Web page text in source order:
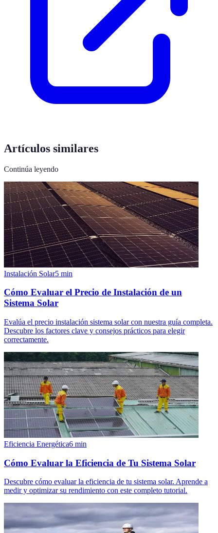
Artículos similares
Continúa leyendo
Instalación Solar5 min
Cómo Evaluar el Precio de Instalación de un
Sistema Solar
Evalúa el precio instalación sistema solar con nuestra guía completa.
Descubre los factores clave y consejos prácticos para elegir
correctamente.
Eficiencia Energética6 min
Cómo Evaluar la Eficiencia de Tu Sistema Solar
Descubre cómo evaluar la eficiencia de tu sistema solar. Aprende a
medir y optimizar su rendimiento con este completo tutorial.